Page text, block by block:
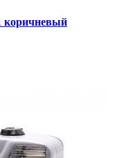
коричневый